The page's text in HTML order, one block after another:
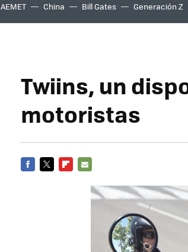
AEMET China Bill Gates Generación Z
Twiins, un
motoristas
MAIL